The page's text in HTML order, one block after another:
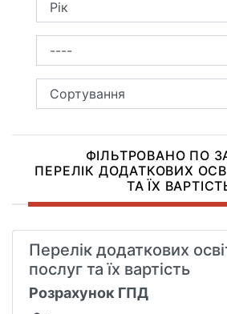
ФІЛЬТРОВАНО ПО
ПЕРЕЛІК ДОДАТКОВИХ
ТА ЇХ
Перелік додаткових
послуг та їх вартість
Розрахунок ГПД